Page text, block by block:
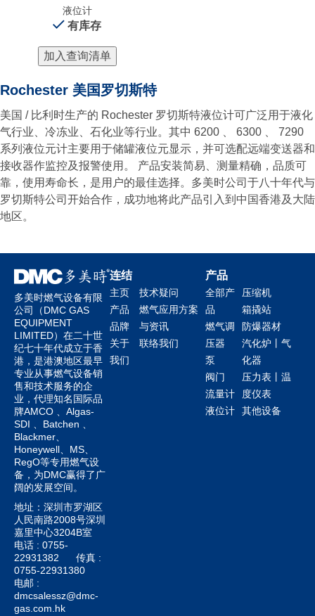
液位计
有库存
加入查询清单
Rochester 美国罗切斯特
美国 / 比利时生产的 Rochester 罗切斯特液位计可广泛用于液化
气行业、冷冻业、石化业等行业。其中 6200 、 6300 、 7290
系列液位元计主要用于储罐液位元显示，并可选配远端变送器和
接收器作监控及报警使用。 产品安装简易、测量精确，品质可
靠，使用寿命长，是用户的最佳选择。多美时公司于八十年代与
罗切斯特公司开始合作，成功地将此产品引入到中国香港及大陆
地区。
多美时燃气设备有限
公司（DMC GAS
EQUIPMENT
LIMITED）在二十世
纪七十年代成立于香
港，是港澳地区最早
专业从事燃气设备销
售和技术服务的企
业，代理知名国际品
牌AMCO 、Algas-
SDI 、Batchen 、
Blackmer、
Honeywell、MS、
RegO等专用燃气设
备，为DMC赢得了广
阔的发展空间。
地址：深圳市罗湖区
人民南路2008号深圳
嘉里中心3204B室
电话 : 0755-
22931382
传真 :
0755-22931380
电邮 :
dmcsalessz@dmc-
gas.com.hk
连结
主页
产品
品牌
关于
我们
技术疑问
燃气应用方案
与资讯
联络我们
产品
全部产
品
燃气调
压器
泵
阀门
流量计
液位计
压缩机
箱撬站
防爆器材
汽化炉丨气
化器
压力表丨温
度仪表
其他设备